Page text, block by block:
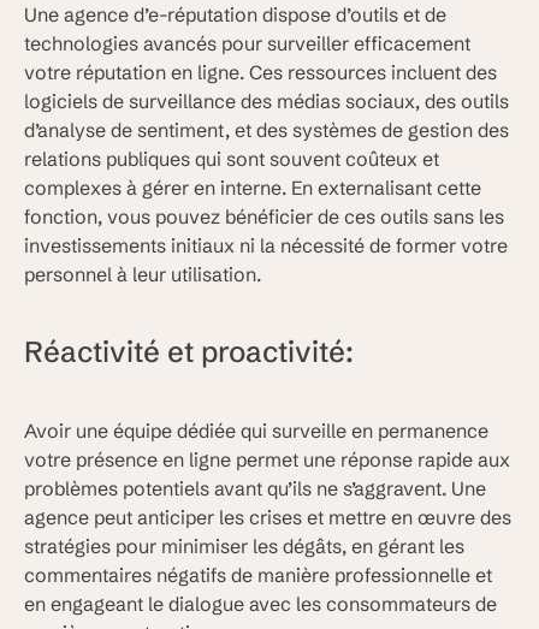
Une agence d’e-réputation dispose d’outils et de
technologies avancés pour surveiller efficacement
votre réputation en ligne. Ces ressources incluent des
logiciels de surveillance des médias sociaux, des outils
d’analyse de sentiment, et des systèmes de gestion des
relations publiques qui sont souvent coûteux et
complexes à gérer en interne. En externalisant cette
fonction, vous pouvez bénéficier de ces outils sans les
investissements initiaux ni la nécessité de former votre
personnel à leur utilisation.
Réactivité et proactivité:
Avoir une équipe dédiée qui surveille en permanence
votre présence en ligne permet une réponse rapide aux
problèmes potentiels avant qu’ils ne s’aggravent. Une
agence peut anticiper les crises et mettre en œuvre des
stratégies pour minimiser les dégâts, en gérant les
commentaires négatifs de manière professionnelle et
en engageant le dialogue avec les consommateurs de